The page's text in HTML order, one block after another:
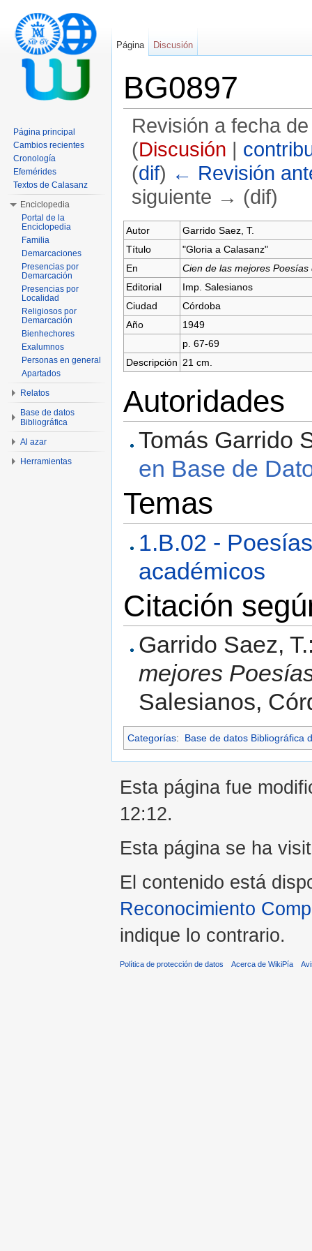
BG0897
Revisión a fecha
(Discusión |
(dif) ← Revisión
siguiente → (dif)
Autor
Garrido Saez, T.
Título
"Gloria a Calasanz"
En
Cien de las mejores Poesías
Editorial
Imp. Salesianos
Ciudad
Córdoba
Año
1949
p. 67-69
Descripción 21 cm.
Autoridades
Tomás Garrido
en Base de
Temas
1.B.02 -
académicos
Citación
Garrido Saez,
mejores
Salesianos,
Categorías: Base de datos Bibliográfica
Página Discusión
Página principal
Cambios recientes
Cronología
Efemérides
Textos de Calasanz
Enciclopedia
Portal de la
Enciclopedia
Familia
Demarcaciones
Presencias por
Demarcación
Presencias por
Localidad
Religiosos por
Demarcación
Bienhechores
Exalumnos
Personas en general
Apartados
Relatos
Base de datos
Bibliográfica
Al azar
Herramientas
Esta página fue
12:12.
Esta página se ha
El contenido está
Reconocimiento
indique lo contrario.
Política de protección de datos Acerca de WikiPía